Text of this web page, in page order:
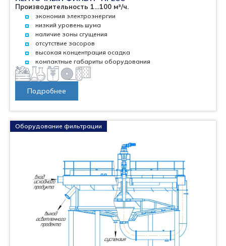
Производительность 1…100 м³/ч.
экономия электроэнергии
низкий уровень шума
наличие зоны сгущения
отсутствие засоров
высокая концентрация осадка
компактные габариты оборудования
Подробнее
Оборудование фильтрации